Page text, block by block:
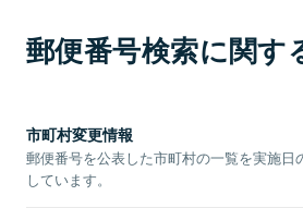
郵便番号検索に関す
市町村変更情報
郵便番号を公表した市町村の一覧を実施日
しています。